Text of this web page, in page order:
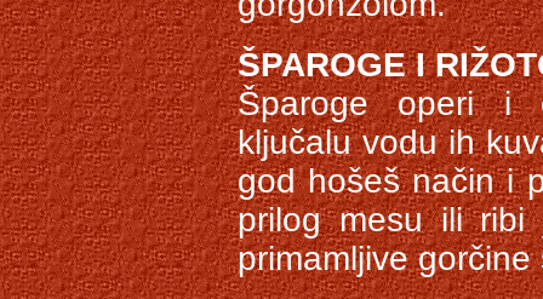
ŠPAROGE I
Šparoge operi i
ključalu vodu ih
god hošeš način i
prilog mesu ili ribi
primamljive gorčine